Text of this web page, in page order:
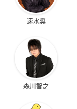
速水奨
森川智之